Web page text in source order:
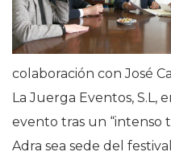
colaboración con José
La Juerga Eventos, S.L,
evento tras un “intenso
Adra sea sede del